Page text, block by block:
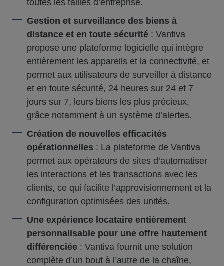
toutes les tailles d’entreprise.
Gestion et surveillance des biens à
distance et en toute sécurité : Vantiva
propose une plateforme logicielle qui intègre
entièrement les appareils et la connectivité, et
permet aux utilisateurs de surveiller à distance
et en toute sécurité, 24 heures sur 24 et 7
jours sur 7, leurs biens les plus précieux,
grâce notamment à un système d’alertes.
Création de nouvelles efficacités
opérationnelles : La plateforme de Vantiva
permet aux opérateurs de sites d’automatiser
les interactions et les transactions avec les
clients, ce qui facilite l’approvisionnement et la
configuration optimisées des unités.
Une expérience locataire entièrement
personnalisable pour une offre hautement
différenciée : Vantiva fournit une solution
complète d’un bout à l’autre de la chaîne,